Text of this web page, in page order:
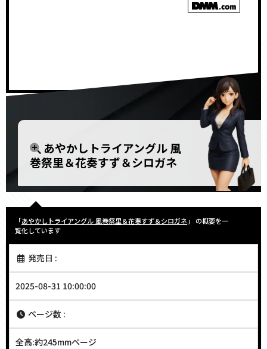
あやかしトライアングル 風
巻祭里＆花奏すず＆シロガネ
「あやかしトライアングル 風巻祭里＆花奏すず＆シロガネ」 の概要を一
覧化しています
発売日 :
2025-08-31 10:00:00
ページ数 :
全高:約245mmページ